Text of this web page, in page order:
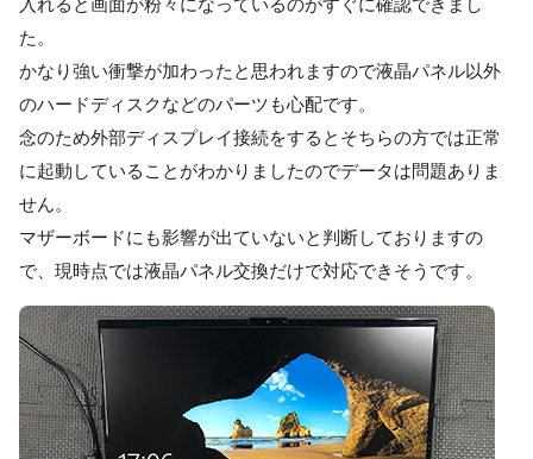
た。
かなり強い衝撃が加わったと思われますので液晶パネル以外
のハードディスクなどのパーツも心配です。
念のため外部ディスプレイ接続をするとそちらの方では正常
に起動していることがわかりましたのでデータは問題ありま
せん。
マザーボードにも影響が出ていないと判断しておりますの
で、現時点では液晶パネル交換だけで対応できそうです。